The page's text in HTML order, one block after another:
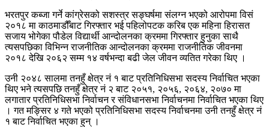
भरतपुर कब्जा गर्ने कांग्रेसको सशस्त्र सङ्घर्षमा संलग्न भएको आरोपमा विसं
२०१८ मा काठमाडौँबाट गिरफ्तार भई पहिलोपटक करिब एक महिना हिरासत
सजाय भोगेका पौडेल विद्यार्थी आन्दोलनका क्रममा गिरफ्तार हुनुका साथै
त्यसपछिका विभिन्न राजनीतिक आन्दोलनका क्रममा राजनीतिक जीवनमा
२०१८ देखि २०६२ सम्म १४ वर्षभन्दा बढी जेल जीवन व्यतित गरेका थिए ।
उनी २०४८ सालमा तनहुँ क्षेत्र नं १ बाट प्रतिनिधिसभा सदस्य निर्वाचित भएका
थिए भने त्यसपछि तनहुँ क्षेत्र नं २ बाट २०५१, २०५६, २०६४, २०७० मा
लगातार प्रतिनिधिसभा निर्वाचन र संविधानसभा निर्वाचनमा निर्वाचित भएका थिए
। गत मङ्सिर ४ गते भएको प्रतिनिधिसभा सदस्य निर्वाचनमा उनी तनहुँ क्षेत्र नं
१ बाट निर्वाचित भएका हुन् ।